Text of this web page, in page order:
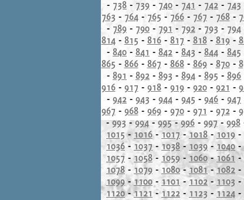
- 738 - 739 - 740 - 741 - 742 - 743
763 - 764- 765 - 766- 767 - 768-
- 789 - 790 - 791 - 792 - 793 - 794
814- 815 - 816- 817 - 818- 819-
- 840 - 841 - 842 - 843 - 844 - 845
865 - 866- 867 - 868- 869- 870-
- 891 - 892 - 893 - 894 - 895 - 896
916- 917 - 918- 919- 920- 921 -
- 942 - 943 - 944 - 945 - 946 - 947
967 - 968- 969- 970- 971 - 972-
-993-994- 995-996- 997- 998
1015- 1016-1017 -1018 -1019 -
1036- 1037 - 1038 -1039- 1040 -
1057 - 1058- 1059 -1060-1061 -
1078 - 1079 - 1080-1081-1082 -
1099 -1100 -1101 -1102 - 1103 -
1120-1121 -1122 - 1123 - 1124 -